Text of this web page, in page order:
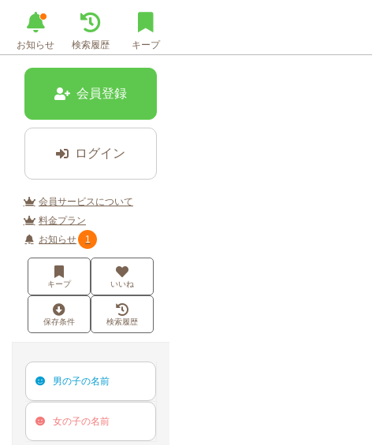
お知らせ 検索履歴 キープ
会員登録
ログイン
会員サービスについて
料金プラン
お知らせ
1
キープ いいね
保存条件 検索履歴
男の子の名前
女の子の名前